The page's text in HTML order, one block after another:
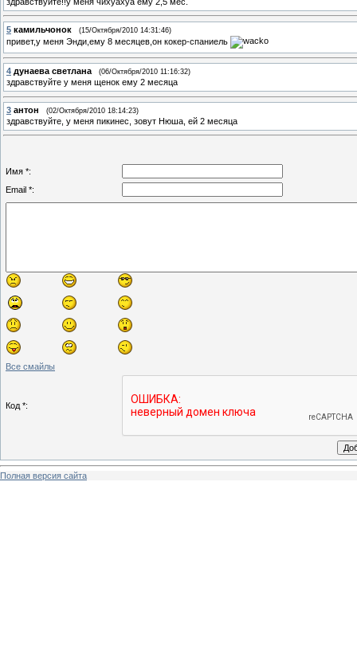
5 камильчонок (15/Октября/2010 14:31:46)
привет,у меня Энди,ему 8 месяцев,он кокер-спаниель
4 дунаева светлана (06/Октября/2010 11:16:32)
здравствуйте у меня щенок ему 2 месяца
3 антон (02/Октября/2010 18:14:23)
здравствуйте, у меня пикинес, зовут Нюша, ей 2 месяца
Имя *:
Email *:
Все смайлы
Код *:
Полная версия сайта